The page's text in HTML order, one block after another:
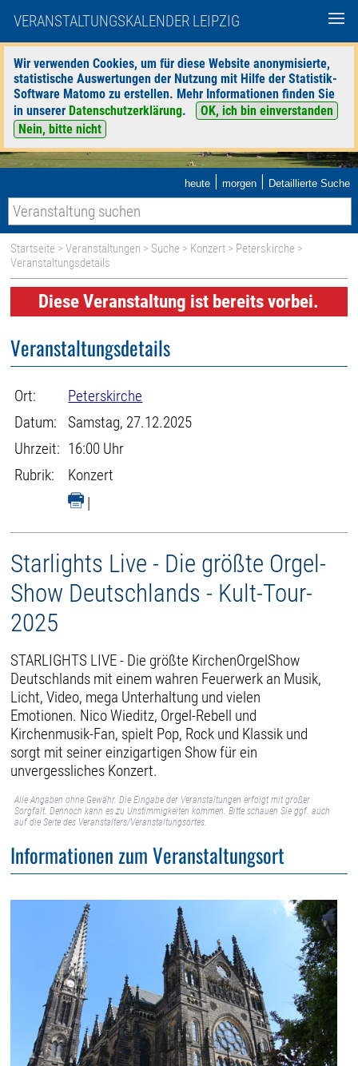
VERANSTALTUNGSKALENDER LEIPZIG
Wir verwenden Cookies, um für diese Website anonymisierte,
statistische Auswertungen der Nutzung mit Hilfe der Statistik-
Software Matomo zu erstellen. Mehr Informationen finden Sie
in unserer Datenschutzerklärung.
OK, ich bin einverstanden
Nein, bitte nicht
heute | morgen | Detaillierte Suche
Startseite >Veranstaltungen > Suche > Konzert > Peterskirche >
Veranstaltungsdetails
Diese Veranstaltung ist bereits vorbei.
Veranstaltungsdetails
Ort:
Peterskirche
Datum:
Samstag, 27.12.2025
Uhrzeit: 16:00 Uhr
Rubrik:
Konzert
|
Starlights Live - Die größte Orgel-
Show Deutschlands - Kult-Tour-
2025
STARLIGHTS LIVE - Die größte KirchenOrgelShow
Deutschlands mit einem wahren Feuerwerk an Musik,
Licht, Video, mega Unterhaltung und vielen
Emotionen. Nico Wieditz, Orgel-Rebell und
Kirchenmusik-Fan, spielt Pop, Rock und Klassik und
sorgt mit seiner einzigartigen Show für ein
unvergessliches Konzert.
Alle Angaben ohne Gewähr. Die Eingabe der Veranstaltungen erfolgt mit großer
Sorgfalt. Dennoch kann es zu Unstimmigkeiten kommen. Bitte schauen Sie ggf. auch
auf die Seite des Veranstalters/Veranstaltungsortes.
Informationen zum Veranstaltungsort